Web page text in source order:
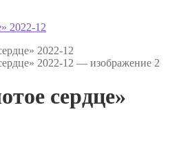
сердце»